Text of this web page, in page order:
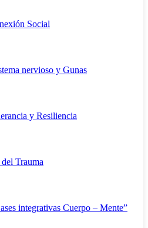
Social
nervioso y Gunas
y Resiliencia
Trauma
integrativas Cuerpo – Mente”